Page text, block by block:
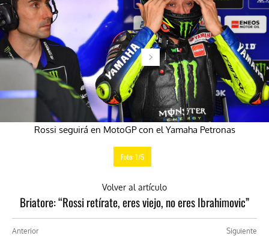
Rossi seguirá en MotoGP con el Yamaha Petronas
Foto: 1/5
Volver al artículo
Briatore: “Rossi retírate, eres viejo, no eres Ibrahimovic”
Anterior Siguiente